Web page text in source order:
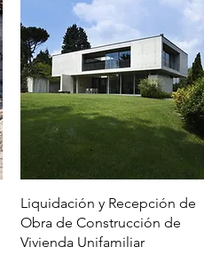
Vista rápida
Liquidación y Recepción de
Obra de Construcción de
Vivienda Unifamiliar